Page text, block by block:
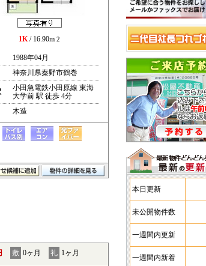
本日更新
未公開物件数
一週間内更新
一週間内新着
1K/ 16.90m 2
1988年04月
神奈川県秦野市鶴巻
小田急電鉄小田原線 東海
大学前 駅 徒歩 4分
木造
敷 0ヶ月 礼 1ヶ月